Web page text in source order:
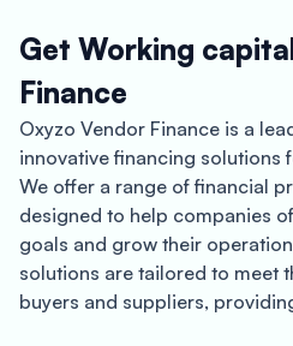
Get Working
Finance
Oxyzo Vendor Finance is a
innovative financing solutions
We offer a range of financial
designed to help companies
goals and grow their
solutions are tailored to meet
buyers and suppliers,